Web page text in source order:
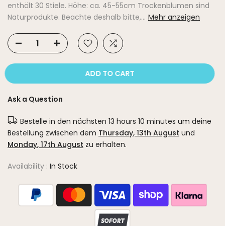
enthält 30 Stiele. Höhe: ca. 45-55cm Trockenblumen sind
Naturprodukte. Beachte deshalb bitte,... Mehr anzeigen
ADD TO CART
Ask a Question
Bestelle in den nächsten 13 hours 10 minutes um deine
Bestellung zwischen dem Thursday, 13th August und
Monday, 17th August zu erhalten.
Availability : In Stock